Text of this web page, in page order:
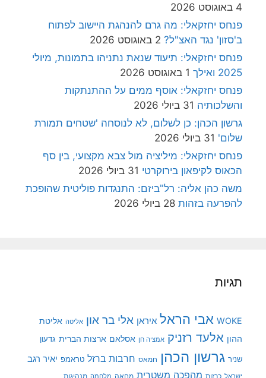
4 באוגוסט 2026
פנחס יחזקאלי: מה גרם להנהגת היישוב לפתוח
ב'סזון' נגד האצ"ל? 2 באוגוסט 2026
פנחס יחזקאלי: תיעוד שנאת נתניהו בתמונות, מיולי
2025 ואילך
1 באוגוסט 2026
פנחס יחזקאלי: אוסף ממים על ההתנתקות
והשלכותיה 31 ביולי 2026
גרשון הכהן: כן לשלום, לא לנוסחה 'שטחים תמורת
שלום' 31 ביולי 2026
פנחס יחזקאלי: מיליציה מול צבא מקצועי, בין סף
הכאוס לקיפאון בירוקרטי 31 ביולי 2026
משה כהן אליה: רל"ביזם: התנגדות פוליטית שהופכת
להפרעה בזהות 28 ביולי 2026
תגיות
WOKE אבי הראל איראן אלי בר און אליטה אליטת
ההון אלעד רזניק אמציה חן אסלאם ארצות הברית גדעון
שניר גרשון הכהן חמאס חרבות ברזל טראמפ יאיר רגב
ישראל כרזות מהפכה משטרית מחאה מלחמה מנהיגות